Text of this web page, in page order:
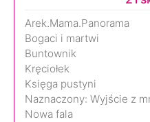
Arek.Mama.Panorama
Bogaci i martwi
Buntownik
Kręciołek
Księga pustyni
Naznaczony: Wyjście z
Nowa fala